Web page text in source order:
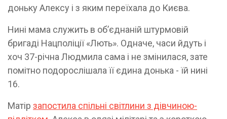
доньку Алексу і з яким переїхала до Києва.
Нині мама служить в обʼєднаній штурмовій
бригаді Нацполіції «Лють». Одначе, часи йдуть і
хоч 37-річна Людмила сама і не змінилася, зате
помітно подорослішала її єдина донька - їй нині
16.
Матір запостила спільні світлини з дівчиною-